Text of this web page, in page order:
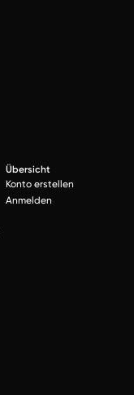
Übersicht
Konto erstellen
Anmelden